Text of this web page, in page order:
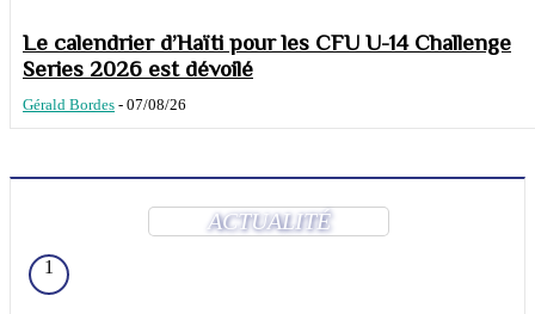
Le calendrier d’Haïti pour les CFU U-14 Challenge
Series 2026 est dévoilé
Gérald Bordes - 07/08/26
ACTUALITÉ
1